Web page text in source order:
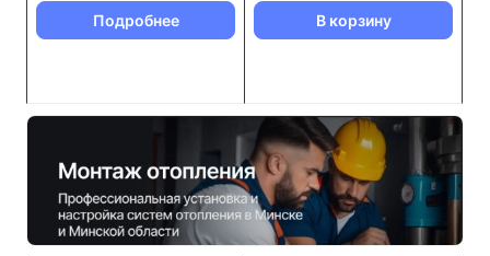
Подробнее В корзину